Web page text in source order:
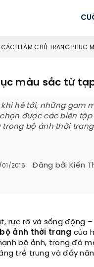
LÀM CHỦ TRANG PHỤC
màu sắc từ
khi hè tới, những gam
được các biên
trong bộ ảnh thời trang
01/2016 Đăng bởi Kiến
rực rỡ và sống động
bộ ảnh thời trang của
bộ ảnh, trong đó
trẻ trung và đầy